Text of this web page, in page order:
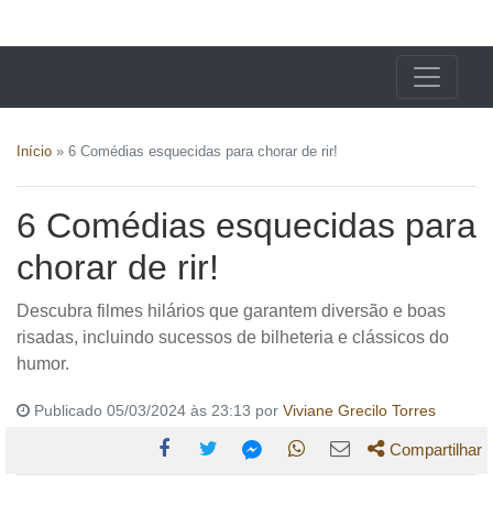
Início » 6 Comédias esquecidas para chorar de rir!
6 Comédias esquecidas para
chorar de rir!
Descubra filmes hilários que garantem diversão e boas
risadas, incluindo sucessos de bilheteria e clássicos do
humor.
Publicado 05/03/2024 às 23:13 por Viviane Grecilo Torres
Compartilhar